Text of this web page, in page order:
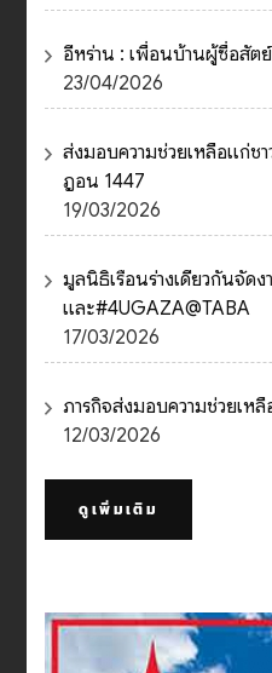
อีหร่าน : เพื่อนบ้านผู้ซื่อสัต
23/04/2026
ส่งมอบความช่วยเหลือแก่ช
ฎอน 1447
19/03/2026
มูลนิธิเรือนร่างเดียวกันจัด
และ#4UGAZA@TABA
17/03/2026
ภารกิจส่งมอบความช่วยเหลื
12/03/2026